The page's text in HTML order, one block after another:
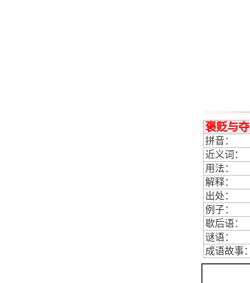
褒贬与夺
拼音：
近义词：
用法：
解释：
出处：
例子：
歇后语：
谜语：
成语故事：